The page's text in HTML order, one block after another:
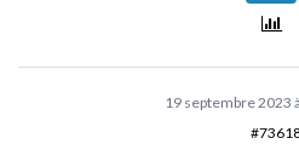
19 septembre 2023